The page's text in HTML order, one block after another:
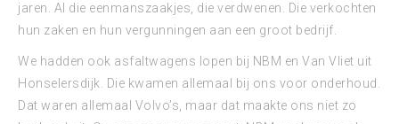
jaren. Al die eenmanszaakjes, die verdwenen. Die verkochten
hun zaken en hun vergunningen aan een groot bedrijf.
We hadden ook asfaltwagens lopen bij NBM en Van Vliet uit
Honselersdijk. Die kwamen allemaal bij ons voor onderhoud.
Dat waren allemaal Volvo’s, maar dat maakte ons niet zo